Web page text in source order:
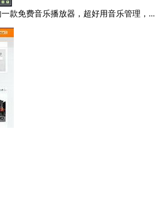
款免费音乐播放器，超好用音乐管理，...